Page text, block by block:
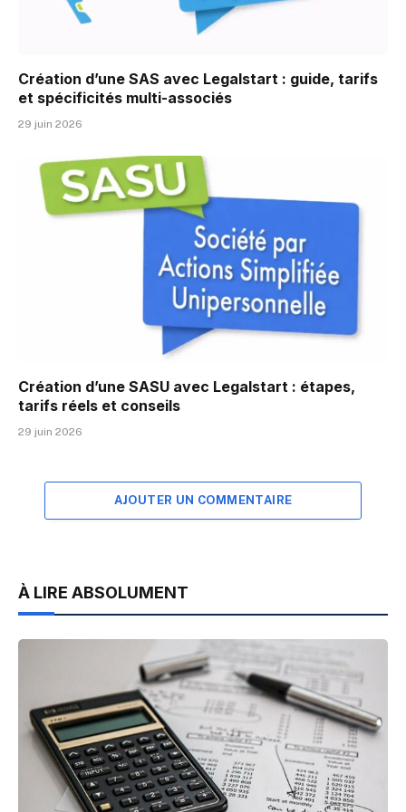
Création d’une SAS avec Legalstart : guide, tarifs
et spécificités multi-associés
29 juin 2026
Création d’une SASU avec Legalstart : étapes,
tarifs réels et conseils
29 juin 2026
AJOUTER UN COMMENTAIRE
À LIRE ABSOLUMENT